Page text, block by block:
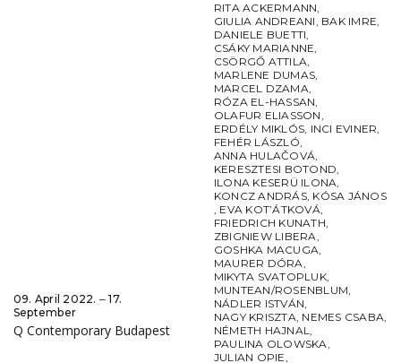
09. April 2022. ‒ 17.
September
Q Contemporary Budapest
RITA ACKERMANN,
GIULIA ANDREANI, BAK IMRE,
DANIELE BUETTI,
CSÁKY MARIANNE,
CSÖRGŐ ATTILA,
MARLENE DUMAS,
MARCEL DZAMA,
RÓZA EL-HASSAN,
OLAFUR ELIASSON,
ERDÉLY MIKLÓS, INCI EVINER,
FEHÉR LÁSZLÓ,
ANNA HULAČOVÁ,
KERESZTESI BOTOND,
ILONA KESERÜ ILONA,
KONCZ ANDRÁS, KÓSA JÁNOS
, EVA KOT’ÁTKOVÁ,
FRIEDRICH KUNATH,
ZBIGNIEW LIBERA,
GOSHKA MACUGA,
MAURER DÓRA,
MIKYTA SVATOPLUK,
MUNTEAN/ROSENBLUM,
NÁDLER ISTVÁN,
NAGY KRISZTA, NEMES CSABA,
NÉMETH HAJNAL,
PAULINA OLOWSKA,
JULIAN OPIE,